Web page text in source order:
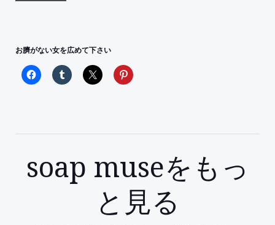
お臍がない女を広めて下さい
soap museをもっ
と見る